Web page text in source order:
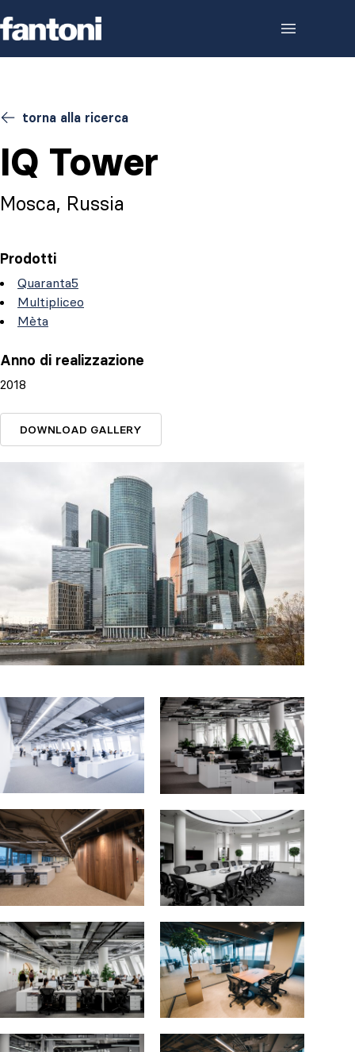
torna alla ricerca
IQ Tower
Mosca, Russia
Prodotti
Quaranta5
Multipliceo
Mèta
Anno di realizzazione
2018
DOWNLOAD GALLERY